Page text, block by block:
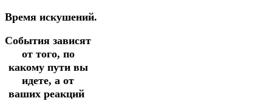
Время искушений.
События зависят
от того, по
какому пути вы
идете, а от
ваших реакций